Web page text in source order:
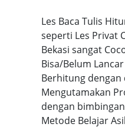
Les Baca Tulis
seperti Les Privat
Bekasi sangat
Bisa/Belum
Berhitung dengan
Mengutamakan
dengan
Metode Belajar